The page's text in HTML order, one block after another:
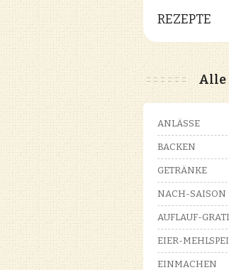
REZEPTE
Alle
ANLÄSSE
BACKEN
GETRÄNKE
NACH-SAISON
AUFLAUF-
EIER-
EINMACHEN